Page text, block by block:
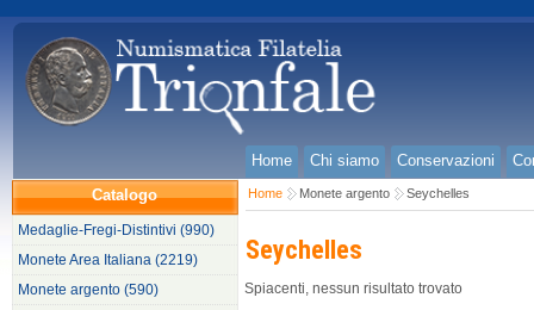
Home Chi siamo Conservazioni
Catalogo
Medaglie-Fregi-Distintivi (990)
Monete Area Italiana (2219)
Monete argento (590)
Home Monete argento Seychelles
Seychelles
Spiacenti, nessun risultato trovato